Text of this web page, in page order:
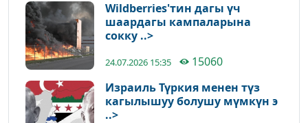
Wildberries'тин дагы үч
шаардагы кампаларына
сокку ..>
24.07.2026 15:35
15060
Израиль Түркия менен түз
кагылышуу болушу мүмкүн э
..>